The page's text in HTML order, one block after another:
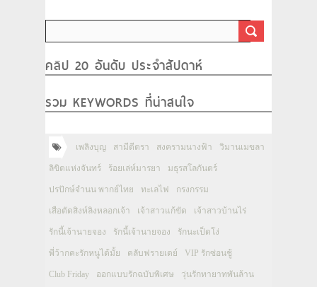
คลิป 20 อันดับ ประจำสัปดาห์
รวม KEYWORDS ที่น่าสนใจ
เพลิงบุญ สามีตีตรา สงครามนางฟ้า วิมานเมขลา
ลิขิตแห่งจันทร์ ร้อยเล่ห์มารยา มธุรสโลกันตร์
ปรปักษ์จำนน พากย์ไทย ทะเลไฟ กรงกรรม
เสือตัดสิงห์ลิงหลอกเจ้า เจ้าสาวแก้ขัด เจ้าสาวบ้านไร่
รักนี้เจ้านายจอง รักนี้เจ้านายจอง รักนะเป็ดโง่
พี่ว้ากคะรักหนูได้มั้ย คลับฟรายเดย์ VIP รักซ่อนชู้
Club Friday ออกแบบรักฉบับพิเศษ วุ่นรักทายาทพันล้าน